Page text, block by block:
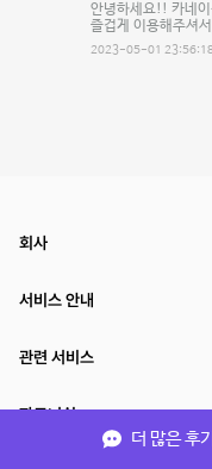
안녕하세요!! 카네
즐겁게 이용해주셔
2023-05-01
더 많은 후
회사
서비스 안내
관련 서비스
파트너쉽